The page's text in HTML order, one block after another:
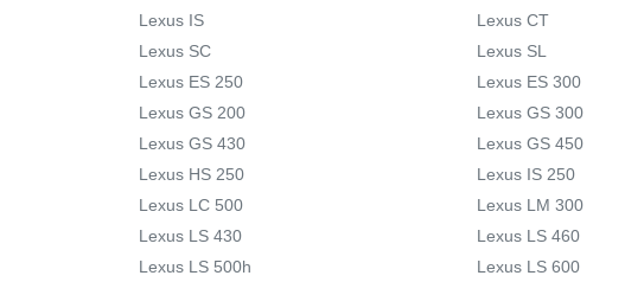
Lexus IS
Lexus CT
Lexus SC
Lexus SL
Lexus ES 250
Lexus ES 300
Lexus GS 200
Lexus GS 300
Lexus GS 430
Lexus GS 450
Lexus HS 250
Lexus IS 250
Lexus LC 500
Lexus LM 300
Lexus LS 430
Lexus LS 460
Lexus LS 500h
Lexus LS 600